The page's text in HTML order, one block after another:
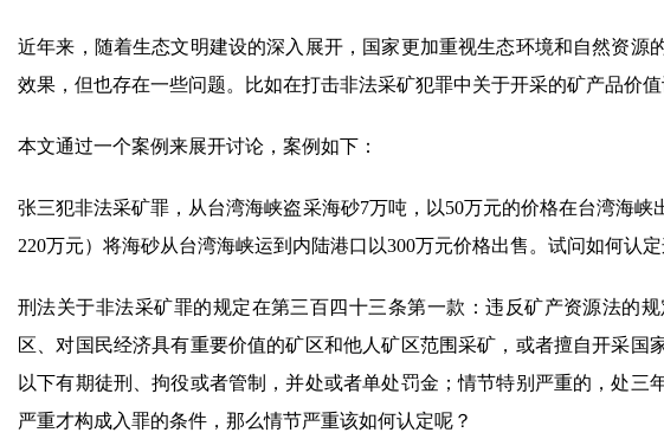
近年来，随着生态文明建设的深入展开，国家更加重视生态环境和自然资源
效果，但也存在一些问题。比如在打击非法采矿犯罪中关于开采的矿产品价值
本文通过一个案例来展开讨论，案例如下：
张三犯非法采矿罪，从台湾海峡盗采海砂7万吨，以50万元的价格在台湾海
220万元）将海砂从台湾海峡运到内陆港口以300万元价格出售。试问如何认
刑法关于非法采矿罪的规定在第三百四十三条第一款：违反矿产资源法的
区、对国民经济具有重要价值的矿区和他人矿区范围采矿，或者擅自开采
以下有期徒刑、拘役或者管制，并处或者单处罚金；情节特别严重的，处
严重才构成入罪的条件，那么情节严重该如何认定呢？